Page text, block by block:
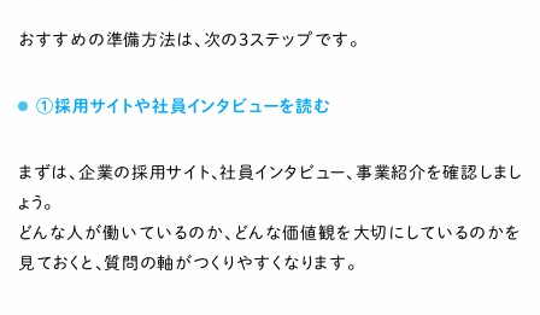
おすすめの準備方法は、次の3ステップです。
①採用サイトや社員インタビューを読む
まずは、企業の採用サイト、社員インタビュー、事業紹介を確認しまし
ょう。
どんな人が働いているのか、どんな価値観を大切にしているのかを
見ておくと、質問の軸がつくりやすくなります。